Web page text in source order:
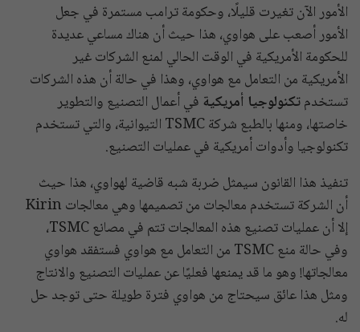
الأمور الآن تغيرت قليلًا، وحكومة ترامب مستمرة في جعل
الأمور أصعب على هواوي، هذا حيث أن هناك مساعي عديدة
للحكومة الأمريكية في الوقت الحالي لمنع الشركات غير
الأمريكية من التعامل مع هواوي، وهذا في حالة أن هذه الشركات
تستخدمتكنولوجيا أمريكية في أعمال التصنيع والتطوير
خاصتها، ومنها بالطبع شركة TSMC التيوانية، والتي تستخدم
تكنولوجيا وأدوات أمريكية في عمليات التصنيع.
تنفيذ هذا القانون سيمثل ضربة شبه قاضية لهواوي، هذا حيث
أن الشركة تستخدم معالجات من تصميمها وهي معالجات Kirin
إلا أن عمليات تصنيع هذه المعالجات تتم في مصانع TSMC،
وفي حالة منع TSMC من التعامل مع هواوي فستفقد هواوي
معالجاتها! وهو ما قد يمنعها فعليًا عن عمليات التصنيع والانتاج
ومثل هذا عائق سيحتاج من هواوي فترة طويلة حتى توجد حل
له.